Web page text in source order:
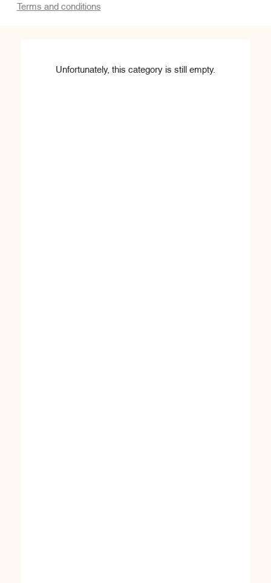
Terms and conditions
Unfortunately, this category is still empty.